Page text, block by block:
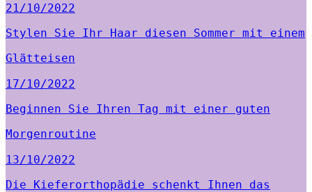
21/10/2022
Stylen Sie Ihr Haar diesen Sommer mit einem
Glätteisen
17/10/2022
Beginnen Sie Ihren Tag mit einer guten
Morgenroutine
13/10/2022
Die Kieferorthopädie schenkt Ihnen das